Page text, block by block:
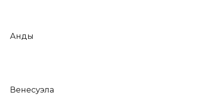
Анды
Венесуэла